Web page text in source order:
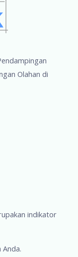
Olahan di
indikator